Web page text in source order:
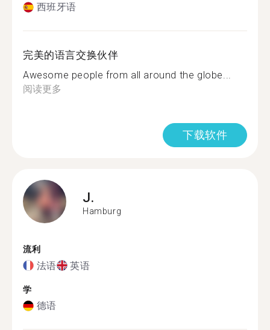
西班牙语
完美的语言交换伙伴
Awesome people from all around the globe...
阅读更多
下载软件
J.
Hamburg
流利
法语 英语
学
德语